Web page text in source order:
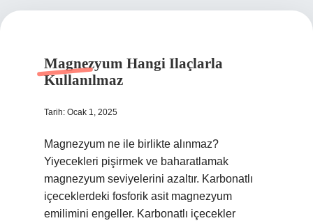
Magnezyum Hangi Ilaçlarla
Kullanılmaz
Tarih: Ocak 1, 2025
Magnezyum ne ile birlikte alınmaz?
Yiyecekleri pişirmek ve baharatlamak
magnezyum seviyelerini azaltır. Karbonatlı
içeceklerdeki fosforik asit magnezyum
emilimini engeller. Karbonatlı içecekler